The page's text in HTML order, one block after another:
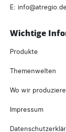
E: info atregio. de
Wichtige
Produkte
Themenwelten
Wo wir
Impressum